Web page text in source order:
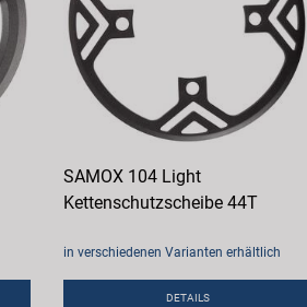
SAMOX 104 Light
Kettenschutzscheibe 44T
in verschiedenen Varianten erhältlich
DETAILS